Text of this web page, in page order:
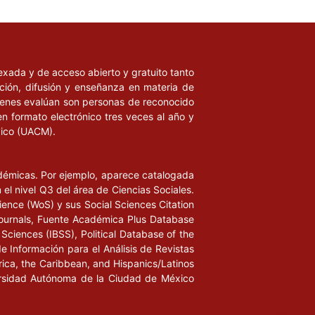
y de acceso abierto y gratuito tanto
difusión y enseñanza en materia de
evalúan son personas de reconocido
formato electrónico tres veces al año y
(UACM).
Por ejemplo, aparece catalogada
nivel Q3 del área de Ciencias Sociales.
(WoS) y sus Social Sciences Citation
Fuente Académica Plus Database
(IBSS), Political Database of the
Información para el Análisis de Revistas
the Caribbean, and Hispanics/Latinos
Autónoma de la Ciudad de México